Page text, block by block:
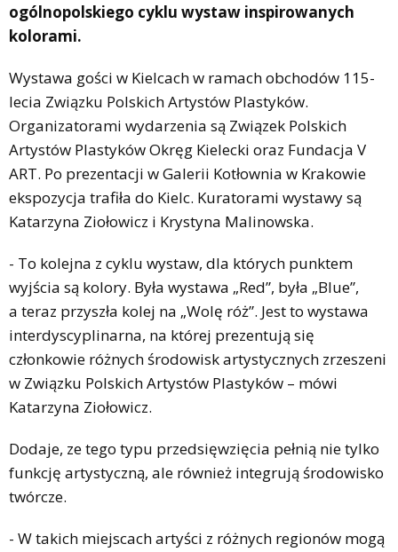
ogólnopolskiego cyklu wystaw inspirowanych
kolorami.
Wystawa gości w Kielcach w ramach obchodów 115-
lecia Związku Polskich Artystów Plastyków.
Organizatorami wydarzenia są Związek Polskich
Artystów Plastyków Okręg Kielecki oraz Fundacja V
ART. Po prezentacji w Galerii Kotłownia w Krakowie
ekspozycja trafiła do Kielc. Kuratorami wystawy są
Katarzyna Ziołowicz i Krystyna Malinowska.
- To kolejna z cyklu wystaw, dla których punktem
wyjścia są kolory. Była wystawa „Red”, była „Blue”,
a teraz przyszła kolej na „Wolę róż”. Jest to wystawa
interdyscyplinarna, na której prezentują się
członkowie różnych środowisk artystycznych zrzeszeni
w Związku Polskich Artystów Plastyków – mówi
Katarzyna Ziołowicz.
Dodaje, ze tego typu przedsięwzięcia pełnią nie tylko
funkcję artystyczną, ale również integrują środowisko
twórcze.
- W takich miejscach artyści z różnych regionów mogą